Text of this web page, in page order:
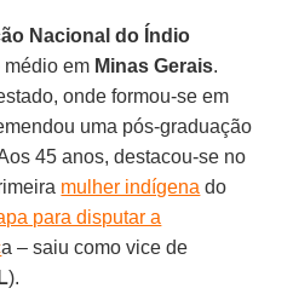
Nacional do Índio
médio em Minas Gerais.
onde formou-se em
uma pós-graduação
45 anos, destacou-se no
mulher indígena do
para disputar a
a – saiu como vice de
).